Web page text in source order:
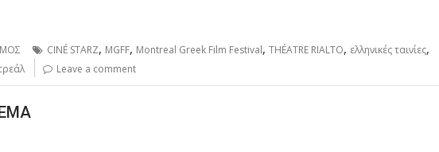
CINÉ STARZ, MGFF, Montreal Greek Film Festival, THÉATRE RIALTO, ελληνικές ταινίες,
Leave a comment